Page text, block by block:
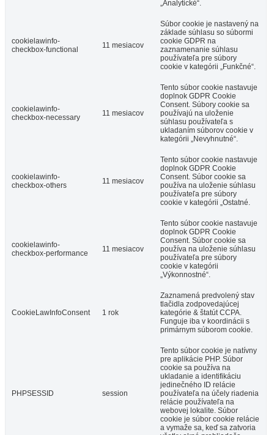
„Analytické“.
cookielawinfo-
checkbox-functional
11 mesiacov
Súbor cookie je nastavený na
základe súhlasu so súbormi
cookie GDPR na
zaznamenanie súhlasu
používateľa pre súbory
cookie v kategórii „Funkčné“.
cookielawinfo-
checkbox-necessary
11 mesiacov
Tento súbor cookie nastavuje
doplnok GDPR Cookie
Consent. Súbory cookie sa
používajú na uloženie
súhlasu používateľa s
ukladaním súborov cookie v
kategórii „Nevyhnutné“.
cookielawinfo-
checkbox-others
11 mesiacov
Tento súbor cookie nastavuje
doplnok GDPR Cookie
Consent. Súbor cookie sa
používa na uloženie súhlasu
používateľa pre súbory
cookie v kategórii „Ostatné.
cookielawinfo-
checkbox-performance
11 mesiacov
Tento súbor cookie nastavuje
doplnok GDPR Cookie
Consent. Súbor cookie sa
používa na uloženie súhlasu
používateľa pre súbory
cookie v kategórii
„Výkonnostné“.
CookieLawInfoConsent 1 rok
Zaznamená predvolený stav
tlačidla zodpovedajúcej
kategórie & štatút CCPA.
Funguje iba v koordinácii s
primárnym súborom cookie.
PHPSESSID session
Tento súbor cookie je natívny
pre aplikácie PHP. Súbor
cookie sa používa na
ukladanie a identifikáciu
jedinečného ID relácie
používateľa na účely riadenia
relácie používateľa na
webovej lokalite. Súbor
cookie je súbor cookie relácie
a vymaže sa, keď sa zatvoria